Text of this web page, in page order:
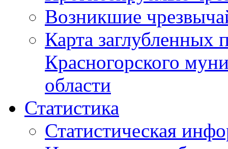
Возникшие
Карта
Красногорского
области
Статистика
Статистическая